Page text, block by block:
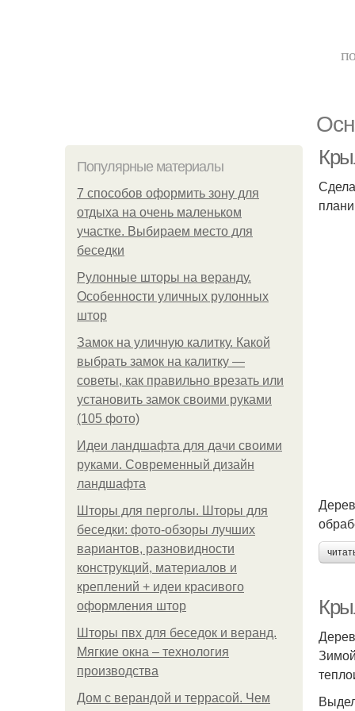
Популярные материалы
7 способов оформить зону для
отдыха на очень маленьком
участке. Выбираем место для
беседки
Рулонные шторы на веранду.
Особенности уличных рулонных
штор
Замок на уличную калитку. Какой
выбрать замок на калитку —
советы, как правильно врезать или
установить замок своими руками
(105 фото)
Идеи ландшафта для дачи своими
руками. Современный дизайн
ландшафта
Шторы для перголы. Шторы для
беседки: фото-обзоры лучших
вариантов, разновидности
конструкций, материалов и
креплений + идеи красивого
оформления штор
Шторы пвх для беседок и веранд.
Мягкие окна – технология
производства
Дом с верандой и террасой. Чем